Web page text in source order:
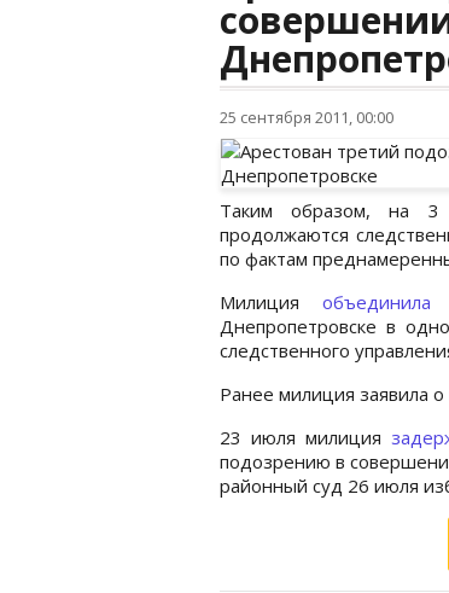
25 сентября 2011, 00:00
Таким образом, на 3
продолжаются
по фактам
Милиция
Днепропетровске в
следственного
Ранее милиция заявила о
23 июля милиция
подозрению в
районный суд 26 июля